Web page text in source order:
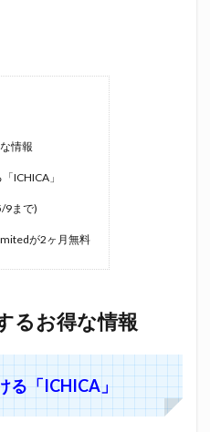
情報
ICHICA」
9まで)
が2ヶ月無料
るお得な情報
る「ICHICA」